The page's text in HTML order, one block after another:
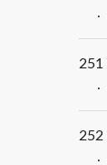
251
252